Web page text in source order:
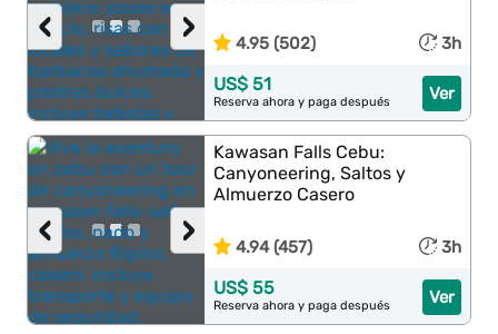
›
‹ 4.95 (502) 3h
Ver
US$ 51
Reserva ahora y paga después
›
‹
Kawasan Falls Cebu:
Canyoneering, Saltos y
Almuerzo Casero
4.94 (457) 3h
Ver
US$ 55
Reserva ahora y paga después